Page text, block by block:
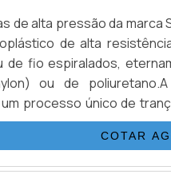
de alta pressão da marca
de alta
de fio espiralados,
ou de
processo único de
flexível, com as
pressões (3.200 Bar.),
COTAR